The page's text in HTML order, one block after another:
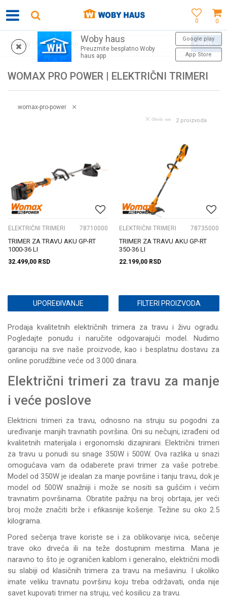
0
0
Woby haus
Preuzmite besplatno Woby
haus app
Google play
App Store
MOGUĆNOST BESPLATNE ISPORUKE ZA WEB PORUDŽBINE!
WOMAX PRO POWER | ELEKTRIČNI TRIMERI
Sortiraj Filteri
womax-pro-power
2proizvoda
Obriši sve
ELEKTRIČNI TRIMERI 78710000
TRIMER ZA TRAVU AKU GP-RT
1000-36 LI
32.499,00 RSD
ELEKTRIČNI TRIMERI 78735000
TRIMER ZA TRAVU AKU GP-RT
350-36 LI
22.199,00 RSD
UPOREĐIVANJE FILTERI PROIZVODA
Prodaja kvalitetnih električnih trimera za travu i živu ogradu.
Pogledajte ponudu i naručite odgovarajući model. Nudimo
garanciju na sve naše proizvode, kao i besplatnu dostavu za
online porudžbine veće od 3.000 dinara.
Električni trimeri za travu za manje
i veće poslove
Elektricni trimeri za travu, odnosno na struju su pogodni za
uređivanje manjih travnatih površina. Oni su nečujni, izrađeni od
kvalitetnih materijala i ergonomski dizajnirani. Električni trimeri
za travu u ponudi su snage 350W i 500W. Ova razlika u snazi
omogućava vam da odaberete pravi trimer za vaše potrebe.
Model od 350W je idealan za manje površine i tanju travu, dok je
model od 500W snažniji i može se nositi sa gušćim i većim
travnatim površinama. Obratite pažnju na broj obrtaja, jer veći
broj može značiti brže i efikasnije košenje. Težine su oko 2.5
kilograma.
Pored sečenja trave koriste se i za oblikovanje ivica, sečenje
trave oko drveća ili na teže dostupnim mestima. Mana je
naravno to što je ograničen kablom i generalno, električni modli
su slabiji od klasičnih trimera za travu na mešavinu. I ukoliko
imate veliku travnatu površinu koju treba održavati, onda nije
savet kupovati trimer na struju, već kosilicu za travu.